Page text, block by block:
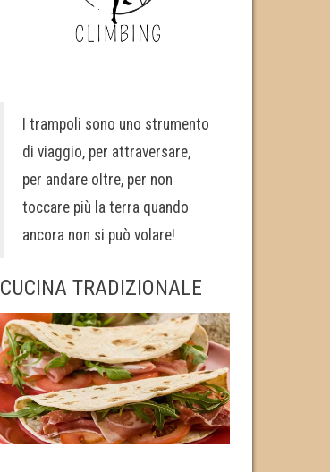
I trampoli sono uno strumento
di viaggio, per attraversare,
per andare oltre, per non
toccare più la terra quando
ancora non si può volare!
CUCINA TRADIZIONALE